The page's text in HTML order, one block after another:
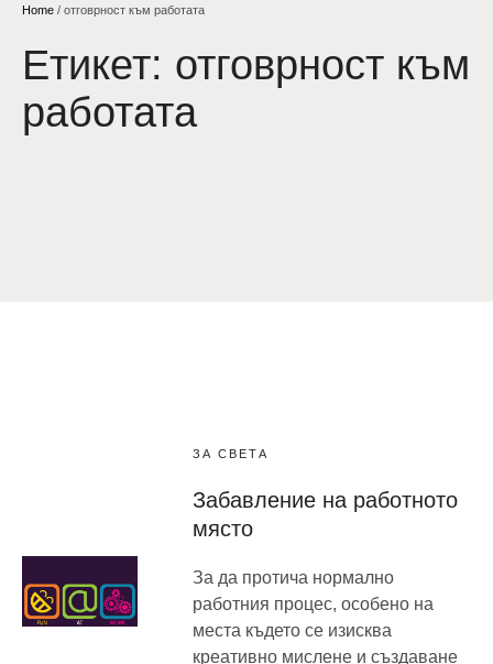
Home / отговрност към работата
Етикет: отговрност към
работата
ЗА СВЕТА
Забавление на работното
място
За да протича нормално
работния процес, особено на
места където се изисква
креативно мислене и създаване